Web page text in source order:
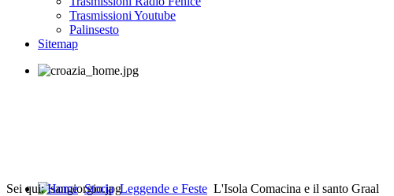
Trasmissioni Youtube
Palinsesto
Sitemap
Sei qui:Home Storia Leggende e Feste L'Isola Comacina e il santo Graal